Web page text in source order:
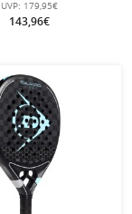
UVP: 179,95€
143,96€